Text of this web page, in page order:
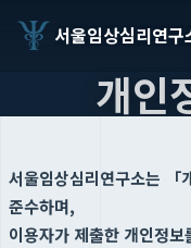
서울임상심리연구
개인
서울임상심리연구소는 「
준수하며,
이용자가 제출한 개인정